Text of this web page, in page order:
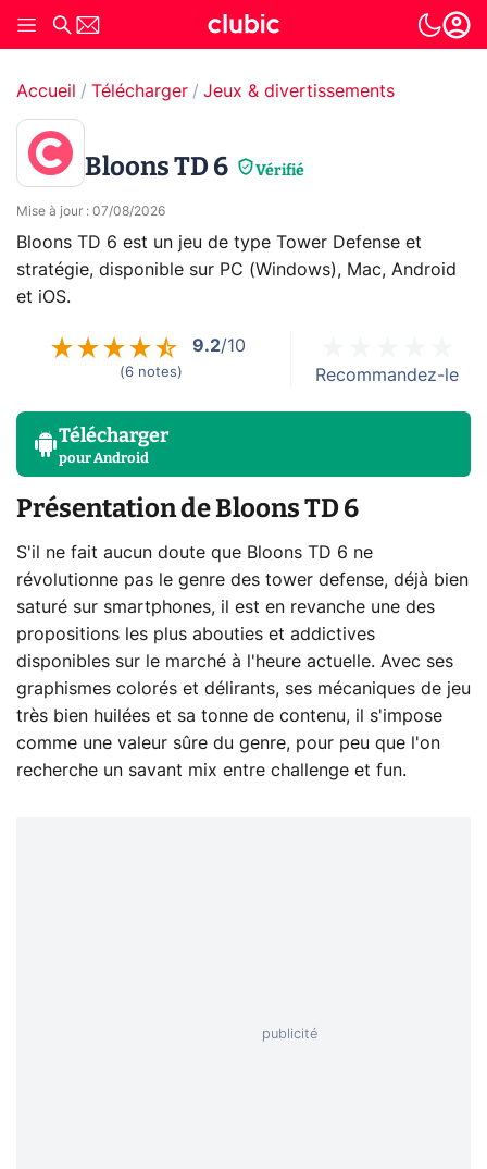
Accueil Télécharger Jeux & divertissements
Bloons TD 6 Vérifié
Mise à jour : 07/08/2026
Bloons TD 6 est un jeu de type Tower Defense et
stratégie, disponible sur PC (Windows), Mac, Android
et iOS.
9.2/10
(6 notes) Recommandez-le
Télécharger
pourAndroid
Présentation de Bloons TD 6
S'il ne fait aucun doute que Bloons TD 6 ne
révolutionne pas le genre des tower defense, déjà bien
saturé sur smartphones, il est en revanche une des
propositions les plus abouties et addictives
disponibles sur le marché à l'heure actuelle. Avec ses
graphismes colorés et délirants, ses mécaniques de jeu
très bien huilées et sa tonne de contenu, il s'impose
comme une valeur sûre du genre, pour peu que l'on
recherche un savant mix entre challenge et fun.